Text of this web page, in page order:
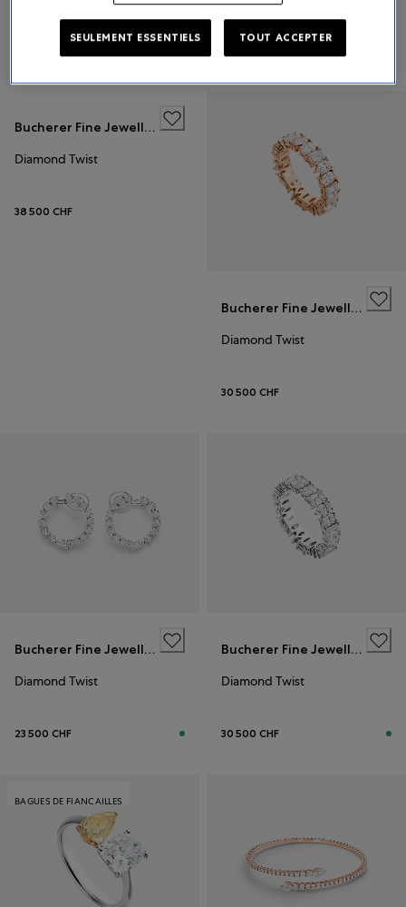
38 500 CHF
Bucherer Fine Jewellery
Diamond Twist
38 500 CHF
Bucherer Fine Jewellery
Diamond Twist
30 500 CHF
Bucherer Fine Jewellery
Diamond Twist
23 500 CHF
Bucherer Fine Jewellery
Diamond Twist
30 500 CHF
BAGUES DE FIANCAILLES
SEULEMENT ESSENTIELS TOUT ACCEPTER